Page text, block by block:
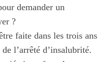
demander un
?
faite dans les trois ans
l’arrêté d’insalubrité.